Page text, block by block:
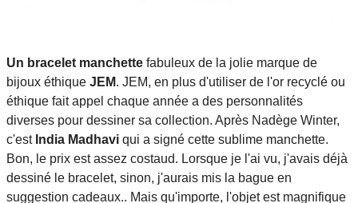
Un bracelet manchette fabuleux de la jolie marque de
bijoux éthique JEM. JEM, en plus d'utiliser de l'or recyclé ou
éthique fait appel chaque année a des personnalités
diverses pour dessiner sa collection. Après Nadège Winter,
c'est India Madhavi qui a signé cette sublime manchette.
Bon, le prix est assez costaud. Lorsque je l'ai vu, j'avais déjà
dessiné le bracelet, sinon, j'aurais mis la bague en
suggestion cadeaux.. Mais qu'importe, l'objet est magnifique